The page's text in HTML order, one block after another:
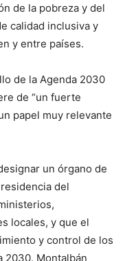
de la pobreza y del
calidad inclusiva y
y entre países.
de la Agenda 2030
de “un fuerte
papel muy relevante
un órgano de
del
locales, y que el
y control de los
2030. Montalbán